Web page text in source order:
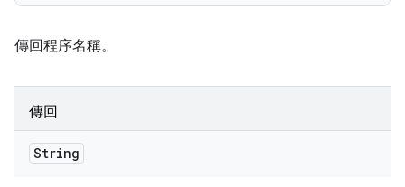
傳回程序名稱。
傳回
String